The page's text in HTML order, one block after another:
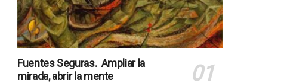
Fuentes Seguras. Ampliar la
mirada, abrir la mente